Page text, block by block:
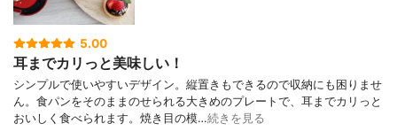
5.00
耳までカリっと美味しい！
シンプルで使いやすいデザイン。縦置きもできるので収納にも困りませ
ん。食パンをそのままのせられる大きめのプレートで、耳までカリっと
おいしく食べられます。焼き目の模…続きを見る